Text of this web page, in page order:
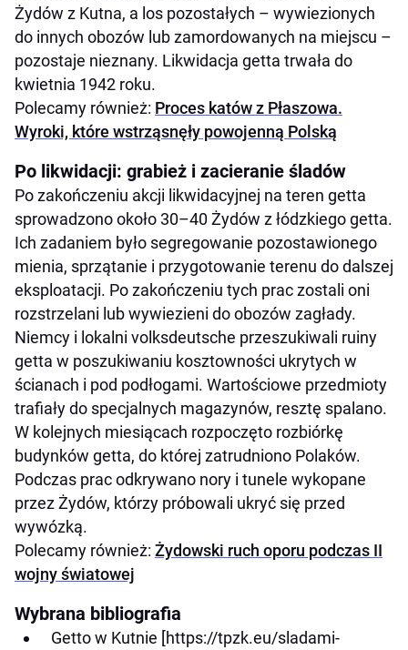
Żydów z Kutna, a los pozostałych – wywiezionych
do innych obozów lub zamordowanych na miejscu –
pozostaje nieznany. Likwidacja getta trwała do
kwietnia 1942 roku.
Polecamy również: Proces katów z Płaszowa.
Wyroki, które wstrząsnęły powojenną Polską
Po likwidacji: grabież i zacieranie śladów
Po zakończeniu akcji likwidacyjnej na teren getta
sprowadzono około 30–40 Żydów z łódzkiego getta.
Ich zadaniem było segregowanie pozostawionego
mienia, sprzątanie i przygotowanie terenu do dalszej
eksploatacji. Po zakończeniu tych prac zostali oni
rozstrzelani lub wywiezieni do obozów zagłady.
Niemcy i lokalni volksdeutsche przeszukiwali ruiny
getta w poszukiwaniu kosztowności ukrytych w
ścianach i pod podłogami. Wartościowe przedmioty
trafiały do specjalnych magazynów, resztę spalano.
W kolejnych miesiącach rozpoczęto rozbiórkę
budynków getta, do której zatrudniono Polaków.
Podczas prac odkrywano nory i tunele wykopane
przez Żydów, którzy próbowali ukryć się przed
wywózką.
Polecamy również: Żydowski ruch oporu podczas II
wojny światowej
Wybrana bibliografia
Getto w Kutnie [https://tpzk.eu/sladami-